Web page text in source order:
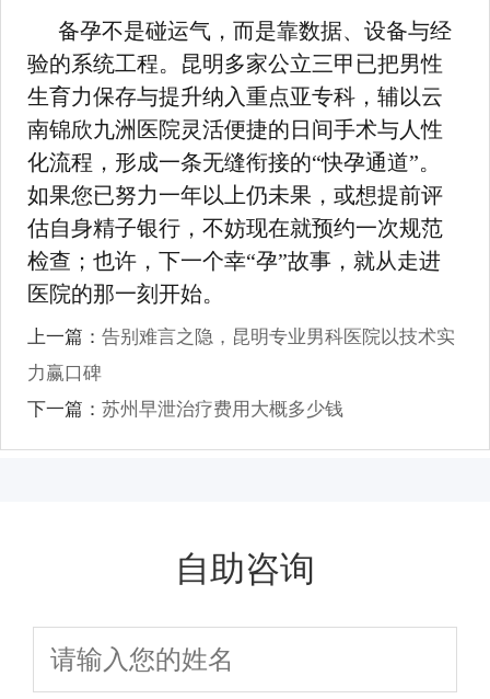
备孕不是碰运气，而是靠数据、设备与经
验的系统工程。昆明多家公立三甲已把男性
生育力保存与提升纳入重点亚专科，辅以云
南锦欣九洲医院灵活便捷的日间手术与人性
化流程，形成一条无缝衔接的“快孕通道”。
如果您已努力一年以上仍未果，或想提前评
估自身精子银行，不妨现在就预约一次规范
检查；也许，下一个幸“孕”故事，就从走进
医院的那一刻开始。
上一篇：告别难言之隐，昆明专业男科医院以技术实
力赢口碑
下一篇：苏州早泄治疗费用大概多少钱
自助咨询